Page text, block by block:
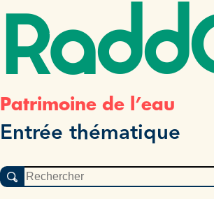
Patrimoine de l’eau
Entrée thématique